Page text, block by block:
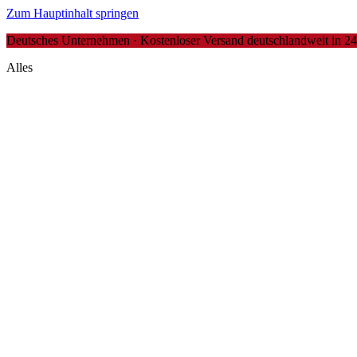
Zum Hauptinhalt springen
Deutsches Unternehmen · Kostenloser Versand deutschlandweit in
Alles